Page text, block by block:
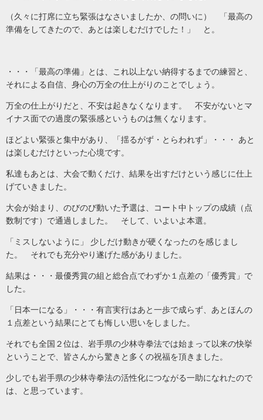
（久々に打席に立ち緊張はなさいましたか、の問いに） 「最高の
準備をしてきたので、あとは楽しむだけでした！」 と。
・・・「最高の準備」とは、これ以上ない納得するまでの練習と、
それによる自信、身心の万全の仕上がりのことでしょう。
万全の仕上がりだと、不安は起きなくなります。 不安がないとマ
イナス面での過度の緊張感というものは無くなります。
ほどよい緊張と集中があり、「揺るがず・とらわれず」・・・ あと
は楽しむだけといった心境です。
私達もあとは、大会で動くだけ、結果を出すだけという感じに仕上
げていきました。
大会が始まり、のびのび動いた予選は、コート中トップの成績（点
数制です）で通過しました。 そして、いよいよ本選。
「ミスしないように」 少しだけ動きが硬くなったのを感じまし
た。 それでも充分やり遂げた感がありました。
結果は・・・最優秀賞の組と総合点でわずか１点差の「優秀賞」で
した。
「日本一になる」・・・有言実行はあと一歩で成らず、あとほんの
１点差という結果にとても悔しい思いをしました。
それでも全国２位は、岩手県の少林寺拳法では始まって以来の快挙
ということで、皆さんから驚きと多くの祝福を頂きました。
少しでも岩手県の少林寺拳法の活性化につながる一助になれたので
は、と思っています。